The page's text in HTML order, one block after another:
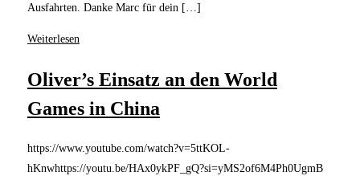
Ausfahrten. Danke Marc für dein […]
Weiterlesen
Oliver’s Einsatz an den World
Games in China
https://www.youtube.com/watch?v=5ttKOL-
hKnwhttps://youtu.be/HAx0ykPF_gQ?si=yMS2of6M4Ph0UgmB